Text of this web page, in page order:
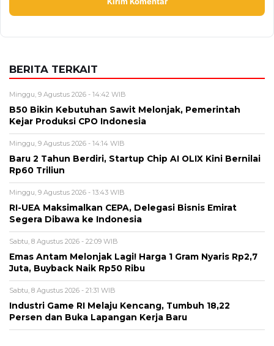
BERITA TERKAIT
Minggu, 9 Agustus 2026 - 14:42 WIB
B50 Bikin Kebutuhan Sawit Melonjak, Pemerintah
Kejar Produksi CPO Indonesia
Minggu, 9 Agustus 2026 - 14:14 WIB
Baru 2 Tahun Berdiri, Startup Chip AI OLIX Kini Bernilai
Rp60 Triliun
Minggu, 9 Agustus 2026 - 13:43 WIB
RI-UEA Maksimalkan CEPA, Delegasi Bisnis Emirat
Segera Dibawa ke Indonesia
Sabtu, 8 Agustus 2026 - 22:09 WIB
Emas Antam Melonjak Lagi! Harga 1 Gram Nyaris Rp2,7
Juta, Buyback Naik Rp50 Ribu
Sabtu, 8 Agustus 2026 - 21:31 WIB
Industri Game RI Melaju Kencang, Tumbuh 18,22
Persen dan Buka Lapangan Kerja Baru